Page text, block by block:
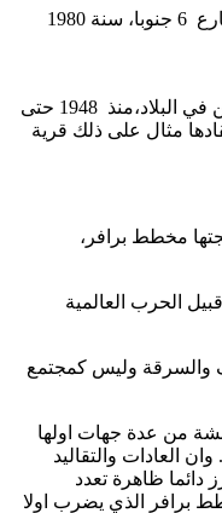
صرح المحامي شحدة بن بري أن تشريد ومصادرة الأراضي من النقب استمر من سنة 1948 حتى سنوات الستين، وتم محاصرة أهل النقب شرقي شارع 40 الذي هو استمرار شارع 6 جنوبا، سنة 1980
من جهته أكد الدكتور ثابت أبو راس مدير مكتب عدالة في النقب،أن مخطط برافر هو أشق وأشرس ما تواجهه الأقلية الفلسطينية في اسرائيل، لأن له انعكاسات على المهجرين في البلاد،منذ 1948 حتى
مثال على ذلك قرية
مناطق نفوذ ونتيجتها مخطط برافر،
الحرب العالمية
والسرقة وليس كمجتمع
من عدة جهات اولها
القرى الغير معترف بها. وان العادات والتقاليد
دائما ظاهرة تعدد
برافر الذي يضرب اولا